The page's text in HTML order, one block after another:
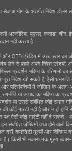
सेवा आयोग के अंतर्गत निवेश डीलर
यूएसए, कनाडा, चीन,
नहीं करता है।
और CFD ट्रेडिंग में उच्च स्तर का
लेने से पहले अपने निवेश
प्रदर्शन भविष्य के परिणामों
पूरा निवेश खो सकते हैं; ऐसी
और परिसंपत्तियों में जोखिम के
या उत्पाद का भविष्य का
या उससे संबंधित कोई समान
कोई गारंटी नहीं है और न ही
पक्ष ऐसी कोई गारंटी नहीं दे
जोखिमों तथा होने वाली
दरों, कमोडिटी मूल्यों और
है। किसी भी नकारात्मक मूल्य